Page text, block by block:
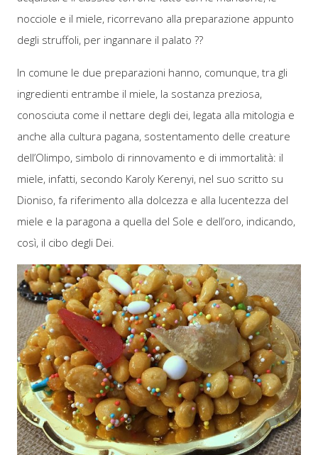
nocciole e il miele, ricorrevano alla preparazione appunto
degli struffoli, per ingannare il palato ??
In comune le due preparazioni hanno, comunque, tra gli
ingredienti entrambe il miele, la sostanza preziosa,
conosciuta come il nettare degli dei, legata alla mitologia e
anche alla cultura pagana, sostentamento delle creature
dell’Olimpo, simbolo di rinnovamento e di immortalità: il
miele, infatti, secondo Karoly Kerenyi, nel suo scritto su
Dioniso, fa riferimento alla dolcezza e alla lucentezza del
miele e la paragona a quella del Sole e dell’oro, indicando,
così, il cibo degli Dei.